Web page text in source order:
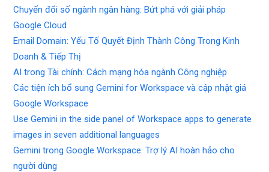
Chuyển đổi số ngành ngân hàng: Bứt phá với giải pháp
Google Cloud
Email Domain: Yếu Tố Quyết Định Thành Công Trong Kinh
Doanh & Tiếp Thị
AI trong Tài chính: Cách mạng hóa ngành Công nghiệp
Các tiện ích bổ sung Gemini for Workspace và cập nhật giá
Google Workspace
Use Gemini in the side panel of Workspace apps to generate
images in seven additional languages
Gemini trong Google Workspace: Trợ lý AI hoàn hảo cho
người dùng